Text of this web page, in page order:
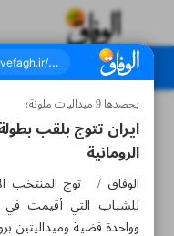
العدد سبعة آلاف وخمسمائة
بحصدها 9 ميداليات ملونة؛
ايران تتوج بلقب
الرومانية
الوفاق / توج المنتخب
وواحدة فضية وميداليتين